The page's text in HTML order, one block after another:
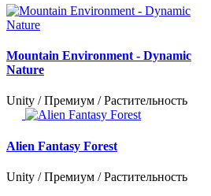
Mountain Environment - Dynamic
Nature
Unity / Премиум / Растительность
Alien Fantasy Forest
Unity / Премиум / Растительность